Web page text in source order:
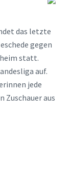
das letzte
gegen
statt.
auf.
jede
Zuschauer aus